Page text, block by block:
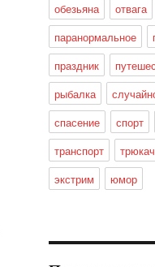
обезьяна
отвага
паранормальное
праздник
рыбалка
спасение
спорт
транспорт
экстрим
юмор